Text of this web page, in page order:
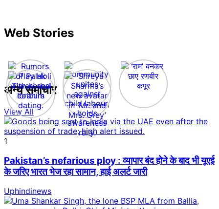
Web Stories
अन्य समाचार
View All
1
Pakistan’s nefarious ploy : व्यापार बंद होने के बाद भी यूएई
के जरिए भारत भेज रहा सामान, हाई अलर्ट जारी
Uphindinews